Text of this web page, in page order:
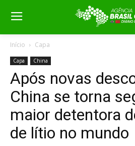
Início Capa
Capa China
Após novas
China se torna
maior detentora
de lítio no mundo